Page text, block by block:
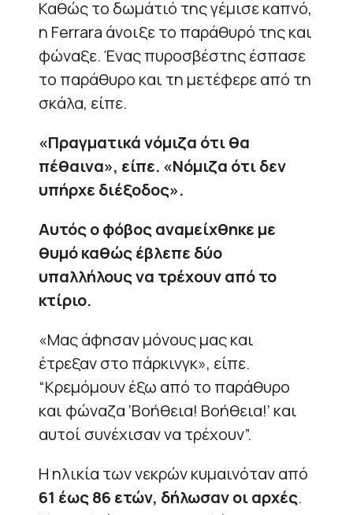
Καθώς το δωμάτιό της γέμισε καπνό,
η Ferrara άνοιξε το παράθυρό της και
φώναξε. Ένας πυροσβέστης έσπασε
το παράθυρο και τη μετέφερε από τη
σκάλα, είπε.
«Πραγματικά νόμιζα ότι θα
πέθαινα», είπε. «Νόμιζα ότι δεν
υπήρχε διέξοδος».
Αυτός ο φόβος αναμείχθηκε με
θυμό καθώς έβλεπε δύο
υπαλλήλους να τρέχουν από το
κτίριο.
«Μας άφησαν μόνους μας και
έτρεξαν στο πάρκινγκ», είπε.
“Κρεμόμουν έξω από το παράθυρο
και φώναζα ‘Βοήθεια! Βοήθεια!’ και
αυτοί συνέχισαν να τρέχουν”.
Η ηλικία των νεκρών κυμαινόταν από
61 έως 86 ετών, δήλωσαν οι αρχές.